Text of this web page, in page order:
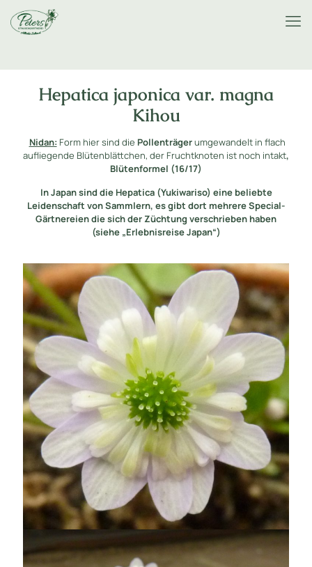
Hepatica japonica var. magna
Kihou
Nidan: Form hier sind die Pollenträgerumgewandelt in flach
aufliegende Blütenblättchen, der Fruchtknoten ist noch intakt,
Blütenformel (16/17)
In Japan sind die Hepatica (Yukiwariso) eine beliebte
Leidenschaft von Sammlern, es gibt dort mehrere Special-
Gärtnereien die sich der Züchtung verschrieben haben
(siehe „Erlebnisreise Japan“)